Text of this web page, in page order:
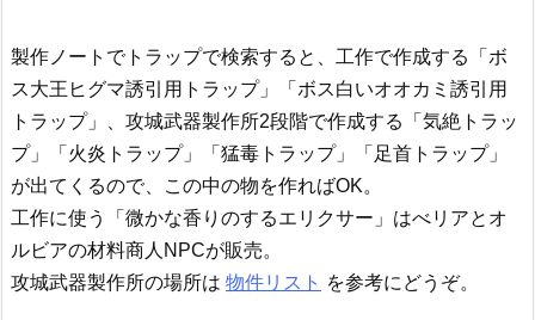
製作ノートでトラップで検索すると、工作で作成する「ボ
ス大王ヒグマ誘引用トラップ」「ボス白いオオカミ誘引用
トラップ」、攻城武器製作所2段階で作成する「気絶トラッ
プ」「火炎トラップ」「猛毒トラップ」「足首トラップ」
が出てくるので、この中の物を作ればOK。
工作に使う「微かな香りのするエリクサー」はべリアとオ
ルビアの材料商人NPCが販売。
攻城武器製作所の場所は 物件リスト を参考にどうぞ。